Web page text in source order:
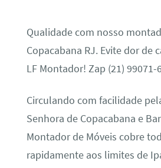
Qualidade com nosso
Copacabana RJ. Evite dor de
LF Montador! Zap (21) 99071-
Circulando com facilidade
Senhora de Copacabana e
Montador de Móveis cobre
rapidamente aos limites de